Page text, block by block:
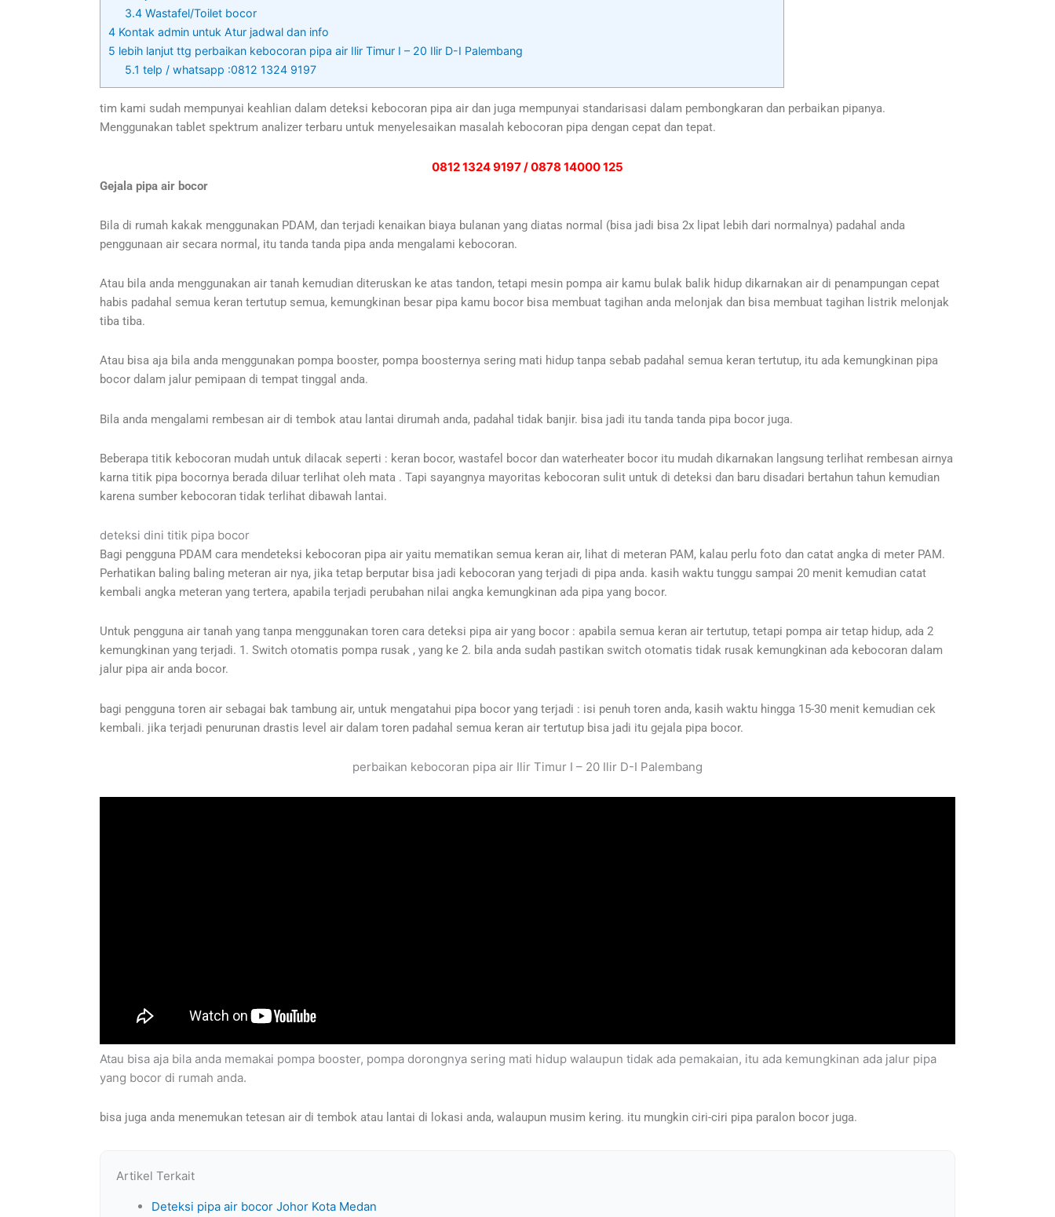
3.4 Wastafel/Toilet bocor
4 Kontak admin untuk Atur jadwal dan info
5 lebih lanjut ttg perbaikan kebocoran pipa air Ilir Timur I – 20 Ilir D-I Palembang
5.1 telp / whatsapp :0812 1324 9197
tim kami sudah mempunyai keahlian dalam deteksi kebocoran pipa air dan juga mempunyai standarisasi dalam pembongkaran dan perbaikan pipanya.
Menggunakan tablet spektrum analizer terbaru untuk menyelesaikan masalah kebocoran pipa dengan cepat dan tepat.
0812 1324 9197 / 0878 14000 125
Gejala pipa air bocor
Bila di rumah kakak menggunakan PDAM, dan terjadi kenaikan biaya bulanan yang diatas normal (bisa jadi bisa 2x lipat lebih dari normalnya) padahal anda
penggunaan air secara normal, itu tanda tanda pipa anda mengalami kebocoran.
Atau bila anda menggunakan air tanah kemudian diteruskan ke atas tandon, tetapi mesin pompa air kamu bulak balik hidup dikarnakan air di penampungan cepat
habis padahal semua keran tertutup semua, kemungkinan besar pipa kamu bocor bisa membuat tagihan anda melonjak dan bisa membuat tagihan listrik melonjak
tiba tiba.
Atau bisa aja bila anda menggunakan pompa booster, pompa boosternya sering mati hidup tanpa sebab padahal semua keran tertutup, itu ada kemungkinan pipa
bocor dalam jalur pemipaan di tempat tinggal anda.
Bila anda mengalami rembesan air di tembok atau lantai dirumah anda, padahal tidak banjir. bisa jadi itu tanda tanda pipa bocor juga.
Beberapa titik kebocoran mudah untuk dilacak seperti : keran bocor, wastafel bocor dan waterheater bocor itu mudah dikarnakan langsung terlihat rembesan airnya
karna titik pipa bocornya berada diluar terlihat oleh mata . Tapi sayangnya mayoritas kebocoran sulit untuk di deteksi dan baru disadari bertahun tahun kemudian
karena sumber kebocoran tidak terlihat dibawah lantai.
deteksi dini titik pipa bocor
Bagi pengguna PDAM cara mendeteksi kebocoran pipa air yaitu mematikan semua keran air, lihat di meteran PAM, kalau perlu foto dan catat angka di meter PAM.
Perhatikan baling baling meteran air nya, jika tetap berputar bisa jadi kebocoran yang terjadi di pipa anda. kasih waktu tunggu sampai 20 menit kemudian catat
kembali angka meteran yang tertera, apabila terjadi perubahan nilai angka kemungkinan ada pipa yang bocor.
Untuk pengguna air tanah yang tanpa menggunakan toren cara deteksi pipa air yang bocor : apabila semua keran air tertutup, tetapi pompa air tetap hidup, ada 2
kemungkinan yang terjadi. 1. Switch otomatis pompa rusak , yang ke 2. bila anda sudah pastikan switch otomatis tidak rusak kemungkinan ada kebocoran dalam
jalur pipa air anda bocor.
bagi pengguna toren air sebagai bak tambung air, untuk mengatahui pipa bocor yang terjadi : isi penuh toren anda, kasih waktu hingga 15-30 menit kemudian cek
kembali. jika terjadi penurunan drastis level air dalam toren padahal semua keran air tertutup bisa jadi itu gejala pipa bocor.
perbaikan kebocoran pipa air Ilir Timur I – 20 Ilir D-I Palembang
Atau bisa aja bila anda memakai pompa booster, pompa dorongnya sering mati hidup walaupun tidak ada pemakaian, itu ada kemungkinan ada jalur pipa
yang bocor di rumah anda.
bisa juga anda menemukan tetesan air di tembok atau lantai di lokasi anda, walaupun musim kering. itu mungkin ciri-ciri pipa paralon bocor juga.
Artikel Terkait
Deteksi pipa air bocor Johor Kota Medan